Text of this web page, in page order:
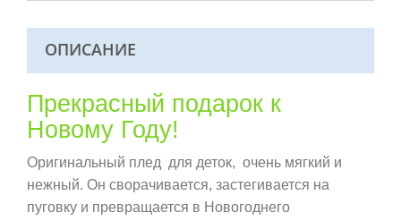
ОПИСАНИЕ
Прекрасный подарок к
Новому Году!
Оригинальный плед для деток, очень мягкий и
нежный. Он сворачивается, застегивается на
пуговку и превращается в Новогоднего